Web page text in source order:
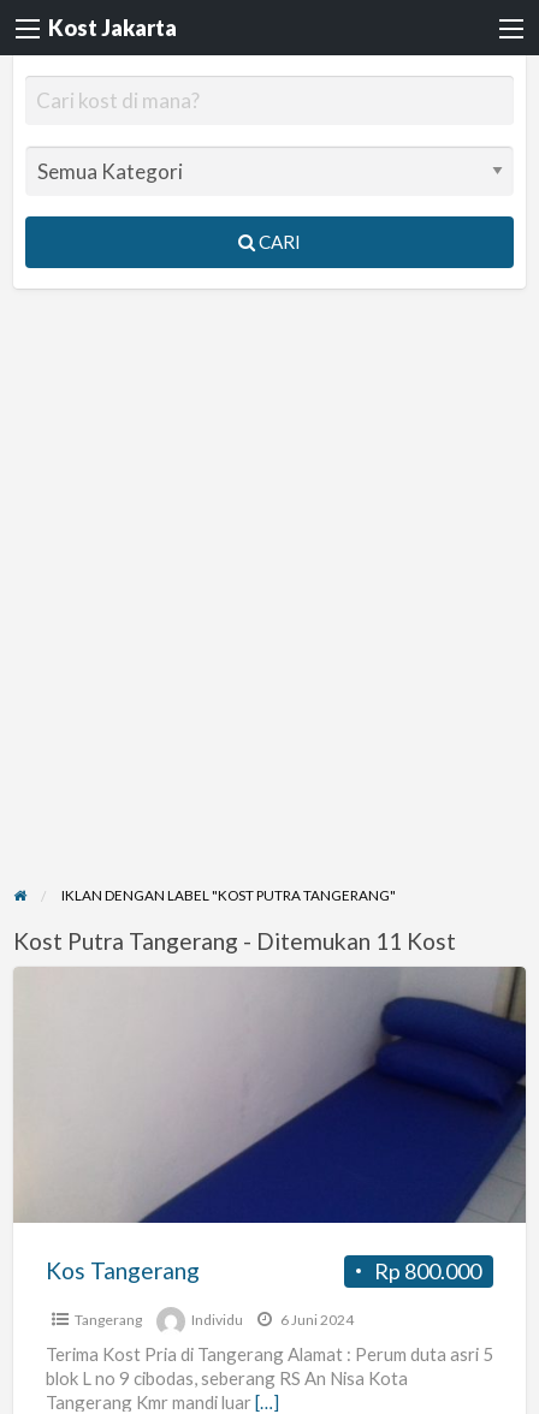
Kost Jakarta
CARI
IKLAN DENGAN LABEL "KOST PUTRA TANGERANG"
Kost Putra Tangerang - Ditemukan 11 Kost
Rp 800.000
Kos Tangerang
Tangerang Individu 6 Juni 2024
Terima Kost Pria di Tangerang Alamat : Perum duta asri 5
blok L no 9 cibodas, seberang RS An Nisa Kota
Tangerang Kmr mandi luar[…]